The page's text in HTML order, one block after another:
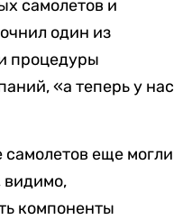
самолетов и
один из
процедуры
«а теперь у нас
самолетов еще могли
видимо,
компоненты